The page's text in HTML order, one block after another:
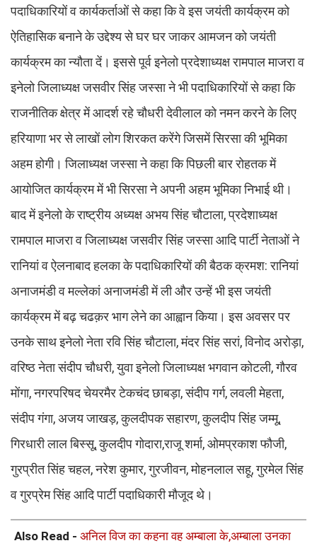
पदाधिकारियों व कार्यकर्ताओं से कहा कि वे इस जयंती कार्यक्रम को
ऐतिहासिक बनाने के उद्देश्य से घर घर जाकर आमजन को जयंती
कार्यक्रम का न्यौता दें। इससे पूर्व इनेलो प्रदेशाध्यक्ष रामपाल माजरा व
इनेलो जिलाध्यक्ष जसवीर सिंह जस्सा ने भी पदाधिकारियों से कहा कि
राजनीतिक क्षेत्र में आदर्श रहे चौधरी देवीलाल को नमन करने के लिए
हरियाणा भर से लाखों लोग शिरकत करेंगे जिसमें सिरसा की भूमिका
अहम होगी। जिलाध्यक्ष जस्सा ने कहा कि पिछली बार रोहतक में
आयोजित कार्यक्रम में भी सिरसा ने अपनी अहम भूमिका निभाई थी।
बाद में इनेलो के राष्ट्रीय अध्यक्ष अभय सिंह चौटाला, प्रदेशाध्यक्ष
रामपाल माजरा व जिलाध्यक्ष जसवीर सिंह जस्सा आदि पार्टी नेताओं ने
रानियां व ऐलनाबाद हलका के पदाधिकारियों की बैठक क्रमश: रानियां
अनाजमंडी व मल्लेकां अनाजमंडी में ली और उन्हें भी इस जयंती
कार्यक्रम में बढ़ चढक़र भाग लेने का आह्वान किया। इस अवसर पर
उनके साथ इनेलो नेता रवि सिंह चौटाला, मंदर सिंह सरां, विनोद अरोड़ा,
वरिष्ठ नेता संदीप चौधरी, युवा इनेलो जिलाध्यक्ष भगवान कोटली, गौरव
मोंगा, नगरपरिषद चेयरमैर टेकचंद छाबड़ा, संदीप गर्ग, लवली मेहता,
संदीप गंगा, अजय जाखड़, कुलदीपक सहारण, कुलदीप सिंह जम्मू,
गिरधारी लाल बिस्सू, कुलदीप गोदारा,राजू शर्मा, ओमप्रकाश फौजी,
गुरप्रीत सिंह चहल, नरेश कुमार, गुरजीवन, मोहनलाल सहू, गुरमेल सिंह
व गुरप्रेम सिंह आदि पार्टी पदाधिकारी मौजूद थे।
Also Read - अनिल विज का कहना वह अम्बाला के,अम्बाला उनका